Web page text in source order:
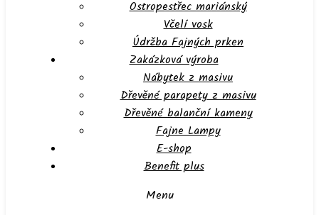
Ostropestřec mariánský
Včelí vosk
Údržba Fajných prken
Zakázková výroba
Nábytek z masivu
Dřevěné parapety z masivu
Dřevěné balanční kameny
Fajne Lampy
E-shop
Benefit plus
Menu